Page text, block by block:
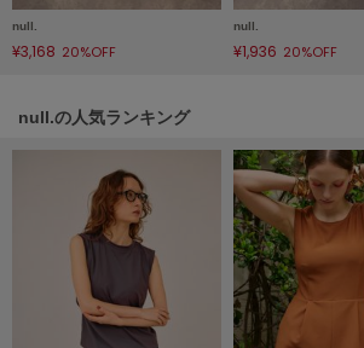
ジェラート ピケ
GELATO PIQUE CAT&DOG
gelato pique Sleep
ジェラート ピケ スリープ
GRAMICCI
null.
¥3,168 20%OFF
null.
¥1,936 20%OFF
null.の人気ランキング